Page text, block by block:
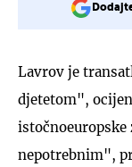
Lavrov je
djetetom",
nepotrebnim",